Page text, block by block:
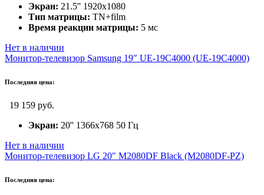
Экран: 21.5'' 1920х1080
Тип матрицы: TN+film
Время реакции матрицы: 5 мс
Нет в наличии
Монитор-телевизор Samsung 19″ UE-19C4000 (UE-19C4000)
Последняя цена:
19 159 руб.
Экран: 20'' 1366х768 50 Гц
Нет в наличии
Монитор-телевизор LG 20″ M2080DF Black (M2080DF-PZ)
Последняя цена: